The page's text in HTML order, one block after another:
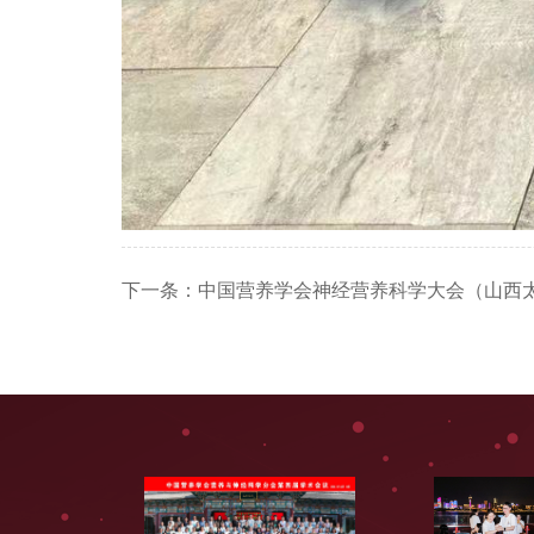
下一条： 中国营养学会神经营养科学大会（山西